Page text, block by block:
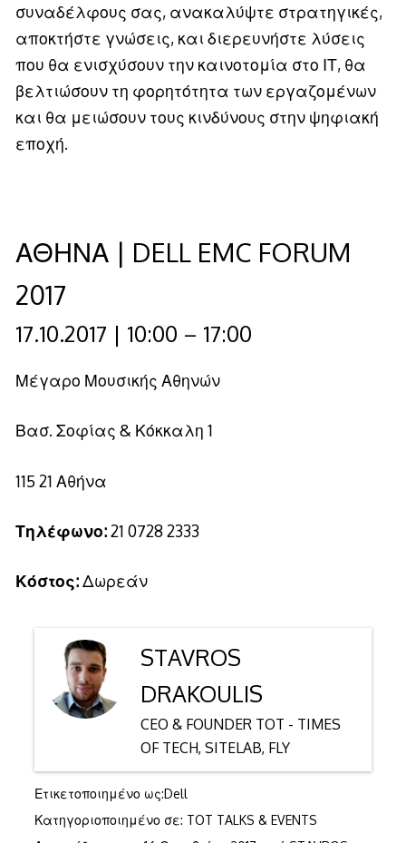
συναδέλφους σας, ανακαλύψτε στρατηγικές,
αποκτήστε γνώσεις, και διερευνήστε λύσεις
που θα ενισχύσουν την καινοτομία στο ΙΤ, θα
βελτιώσουν τη φορητότητα των εργαζομένων
και θα μειώσουν τους κινδύνους στην ψηφιακή
εποχή.
ΑΘΗΝΑ | DELL EMC FORUM
2017
17.10.2017 | 10:00 – 17:00
Μέγαρο Μουσικής Αθηνών
Βασ. Σοφίας & Κόκκαλη 1
115 21 Αθήνα
Τηλέφωνο:21 0728 2333
Κόστος:Δωρεάν
STAVROS
DRAKOULIS
CEO & FOUNDER TOT - TIMES
OF TECH, SITELAB, FLY
Ετικετοποιημένο ως:Dell
Κατηγοριοποιημένο σε: TOT TALKS & EVENTS